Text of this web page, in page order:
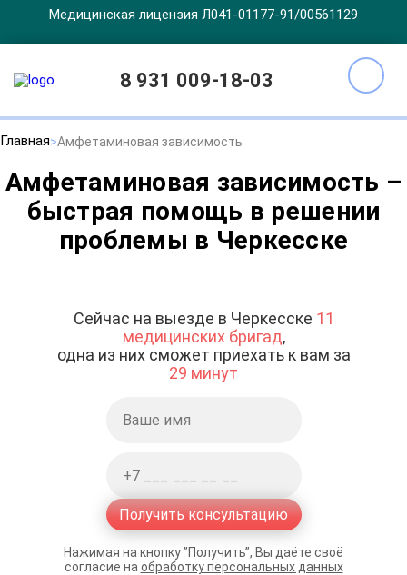
Медицинская лицензия Л041-01177-91/00561129
8 931 009-18-03
Главная Амфетаминовая зависимость
Амфетаминовая зависимость –
быстрая помощь в решении
проблемы в Черкесске
Сейчас на выезде в Черкесске 11
медицинских бригад,
одна из них сможет приехать к вам за
29 минут
Получить консультацию
Нажимая на кнопку ”Получить”, Вы даёте своё
согласие на обработку персональных данных